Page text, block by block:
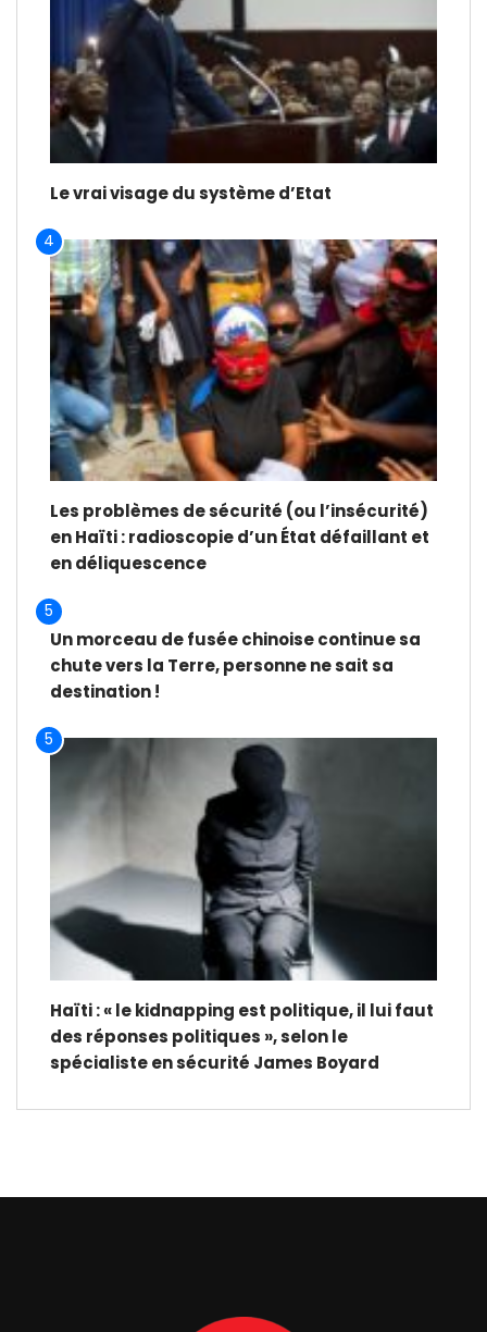
Le vrai visage du système d’Etat
4
Les problèmes de sécurité (ou l’insécurité)
en Haïti : radioscopie d’un État défaillant et
en déliquescence
5
Un morceau de fusée chinoise continue sa
chute vers la Terre, personne ne sait sa
destination !
5
Haïti : « le kidnapping est politique, il lui faut
des réponses politiques », selon le
spécialiste en sécurité James Boyard